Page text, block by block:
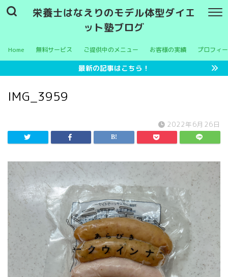
栄養士はなえりのモデル体型ダイエ
ット塾ブログ
Home 無料サービス ご提供中のメニュー お客様の実績 プロフィ
最新の記事はこちら！
IMG_3959
2022年6月26日